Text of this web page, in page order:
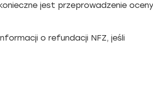
jest przeprowadzenie oceny
o refundacji NFZ, jeśli